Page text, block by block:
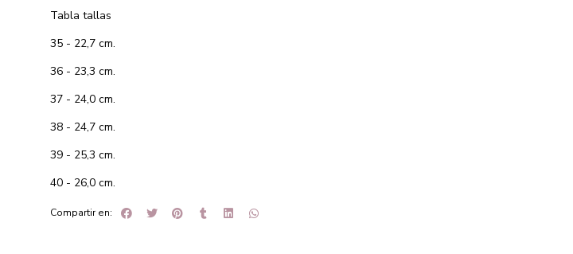
Tabla tallas
35 - 22,7 cm.
36 - 23,3 cm.
37 - 24,0 cm.
38 - 24,7 cm.
39 - 25,3 cm.
40 - 26,0 cm.
Compartir en: